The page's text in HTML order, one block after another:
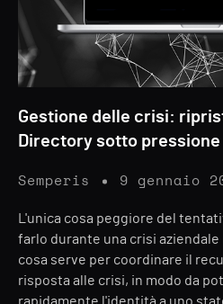
Gestione delle crisi:
Directory sotto pressione
Semperis 9 gennaio
L'unica cosa peggiore del
farlo durante una crisi aziendale
cosa serve per coordinare il
risposta alle crisi, in modo da